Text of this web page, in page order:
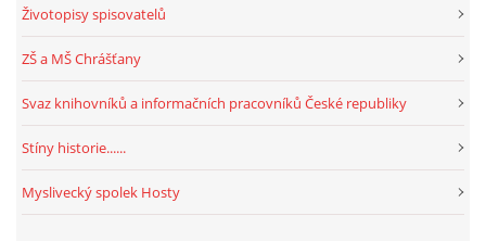
Životopisy spisovatelů
ZŠ a MŠ Chrášťany
Svaz knihovníků a informačních pracovníků České republiky
Stíny historie......
Myslivecký spolek Hosty